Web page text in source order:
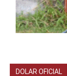
DOLAR OFICIAL